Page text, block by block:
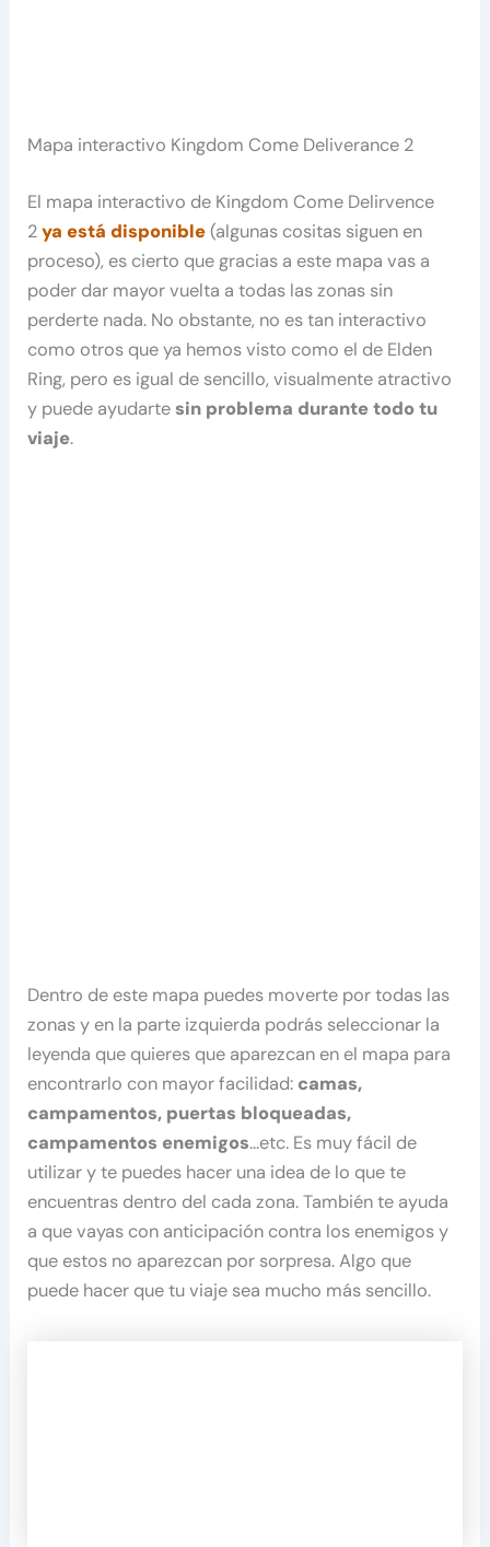
Mapa interactivo Kingdom Come Deliverance 2
El mapa interactivo de Kingdom Come Delirvence
2ya está disponible(algunas cositas siguen en
proceso), es cierto que gracias a este mapa vas a
poder dar mayor vuelta a todas las zonas sin
perderte nada. No obstante, no es tan interactivo
como otros que ya hemos visto como el de Elden
Ring, pero es igual de sencillo, visualmente atractivo
y puede ayudartesin problema durante todo tu
viaje.
Dentro de este mapa puedes moverte por todas las
zonas y en la parte izquierda podrás seleccionar la
leyenda que quieres que aparezcan en el mapa para
encontrarlo con mayor facilidad: camas,
campamentos, puertas bloqueadas,
campamentos enemigos…etc. Es muy fácil de
utilizar y te puedes hacer una idea de lo que te
encuentras dentro del cada zona. También te ayuda
a que vayas con anticipación contra los enemigos y
que estos no aparezcan por sorpresa. Algo que
puede hacer que tu viaje sea mucho más sencillo.